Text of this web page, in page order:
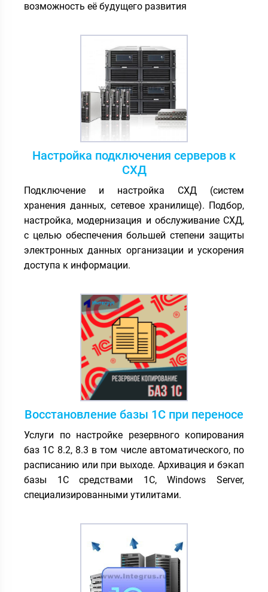
возможность её будущего развития
Настройка подключения серверов к
СХД
Подключение и настройка СХД (систем
хранения данных, сетевое хранилище). Подбор,
настройка, модернизация и обслуживание СХД,
с целью обеспечения большей степени защиты
электронных данных организации и ускорения
доступа к информации.
Восстановление базы 1С при переносе
Услуги по настройке резервного копирования
баз 1С 8.2, 8.3 в том числе автоматического, по
расписанию или при выходе. Архивация и бэкап
базы 1С средствами 1С, Windows Server,
специализированными утилитами.